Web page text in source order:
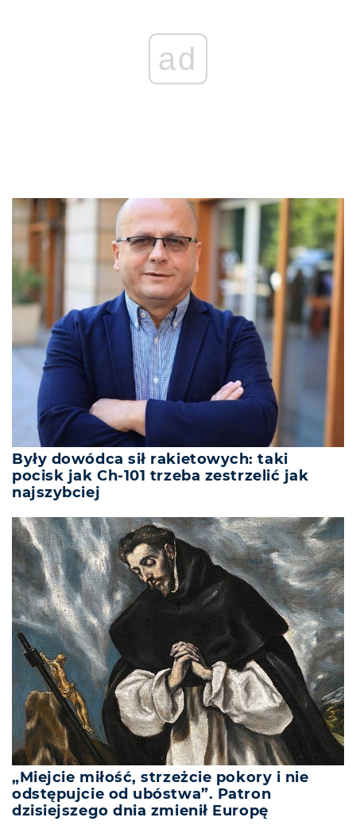
ad
Były dowódca sił rakietowych: taki
pocisk jak Ch-101 trzeba zestrzelić jak
najszybciej
„Miejcie miłość, strzeżcie pokory i nie
odstępujcie od ubóstwa”. Patron
dzisiejszego dnia zmienił Europę